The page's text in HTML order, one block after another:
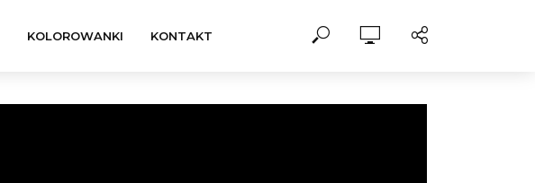
KOLOROWANKI KONTAKT